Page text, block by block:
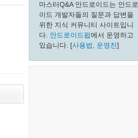
마스터Q&A 안드로이드는 안드로
이드 개발자들의 질문과 답변을
위한 지식 커뮤니티 사이트입니
다. 안드로이드펍에서 운영하고
있습니다. [사용법 운영진]